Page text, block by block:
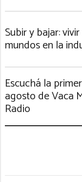
Subir y bajar:
mundos en la
Escuchá la
agosto de Vaca
Radio